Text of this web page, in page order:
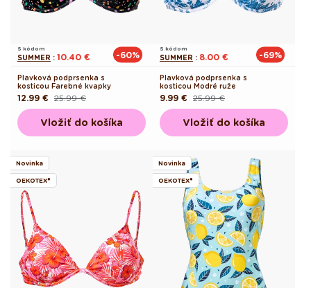
S kódom
SUMMER : 10.40 € -60%
Plavková podprsenka s
kosticou Farebné kvapky
Pôvodná
cena
25.99 €
Akciová
cena
12.99 €
Vložiť do košíka
S kódom
SUMMER : 8.00 € -69%
Plavková podprsenka s
kosticou Modré ruže
Pôvodná
cena
25.99 €
Akciová
cena
9.99 €
Vložiť do košíka
Novinka
OEKOTEX®
Novinka
OEKOTEX®